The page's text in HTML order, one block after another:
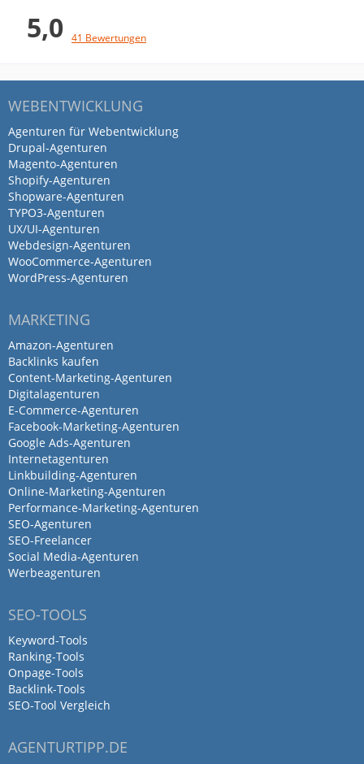
5,0 41 Bewertungen
WEBENTWICKLUNG
Agenturen für Webentwicklung
Drupal-Agenturen
Magento-Agenturen
Shopify-Agenturen
Shopware-Agenturen
TYPO3-Agenturen
UX/UI-Agenturen
Webdesign-Agenturen
WooCommerce-Agenturen
WordPress-Agenturen
MARKETING
Amazon-Agenturen
Backlinks kaufen
Content-Marketing-Agenturen
Digitalagenturen
E-Commerce-Agenturen
Facebook-Marketing-Agenturen
Google Ads-Agenturen
Internetagenturen
Linkbuilding-Agenturen
Online-Marketing-Agenturen
Performance-Marketing-Agenturen
SEO-Agenturen
SEO-Freelancer
Social Media-Agenturen
Werbeagenturen
SEO-TOOLS
Keyword-Tools
Ranking-Tools
Onpage-Tools
Backlink-Tools
SEO-Tool Vergleich
AGENTURTIPP.DE